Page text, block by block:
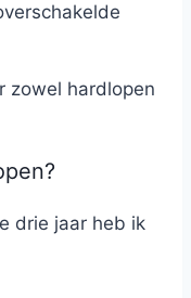
zowel hardlopen
drie jaar heb ik